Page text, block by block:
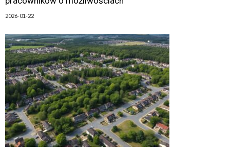
2026-01-22